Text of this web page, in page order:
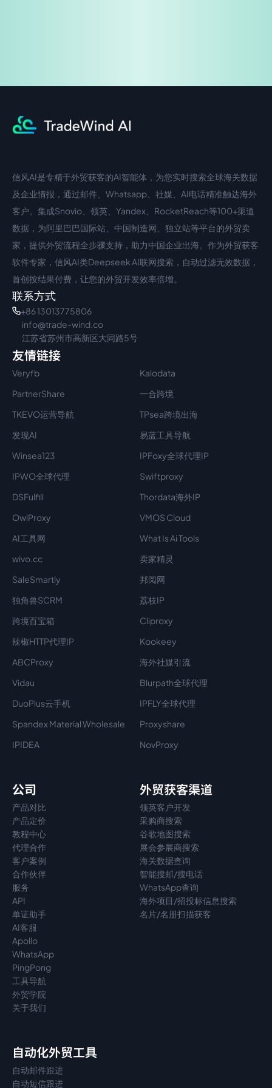
中文入口
信风AI是专精于外贸获客的AI智能体，为您实时搜索全球海关数据
及企业情报，通过邮件、Whatsapp、社媒、AI电话精准触达海外
客户。集成Snovio、领英、Yandex、RocketReach等100+渠道
数据，为阿里巴巴国际站、中国制造网、独立站等平台的外贸卖
家，提供外贸流程全步骤支持，助力中国企业出海。作为外贸获客
软件专家，信风AI类Deepseek AI联网搜索，自动过滤无效数据，
首创按结果付费，让您的外贸开发效率倍增。
联系方式
+86 13013775806
info@trade-wind.co
江苏省苏州市高新区大同路5号
友情链接
Veryfb
Kalodata
PartnerShare
一合跨境
TKEVO运营导航
TPsea跨境出海
发现AI
易蓝工具导航
Winsea123
IPFoxy全球代理IP
IPWO全球代理
Swiftproxy
DSFulfill
Thordata海外IP
OwlProxy
VMOS Cloud
AI工具网
What Is Ai Tools
wivo.cc
卖家精灵
SaleSmartly
邦阅网
独角兽SCRM
荔枝IP
跨境百宝箱
Cliproxy
辣椒HTTP代理IP
Kookeey
ABCProxy
海外社媒引流
Vidau
Blurpath全球代理
DuoPlus云手机
IPFLY全球代理
Spandex Material Wholesale​
Proxyshare
IPIDEA
NovProxy
公司
产品对比
产品定价
教程中心
代理合作
客户案例
合作伙伴
服务
API
单证助手
AI客服
Apollo
WhatsApp
PingPong
工具导航
外贸学院
关于我们
外贸获客渠道
领英客户开发
采购商搜索
谷歌地图搜索
展会参展商搜索
海关数据查询
智能搜邮/搜电话
WhatsApp查询
海外项目/招投标信息搜索
名片/名册扫描获客
自动化外贸工具
自动邮件跟进
自动短信跟进